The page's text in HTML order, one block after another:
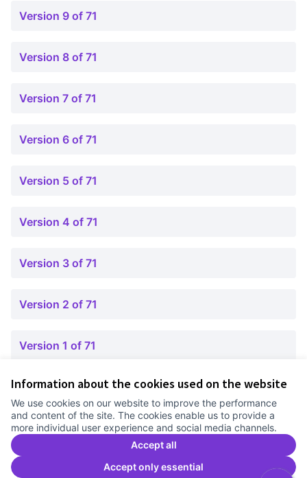
Information about the cookies used on the website
We use cookies on our website to improve the performance
and content of the site. The cookies enable us to provide a
more individual user experience and social media channels.
Accept all
Accept only essential
Version 9 of 71
Version 8 of 71
Version 7 of 71
Version 6 of 71
Version 5 of 71
Version 4 of 71
Version 3 of 71
Version 2 of 71
Version 1 of 71
Cookie settings
Comunitat Canòdrom at Facebook
(External link)
Comunitat Canòdrom at Instagram
(External link)
Comunitat Canòdrom at YouTube
(External link)
English
Triar la llenguaElegir el idiomaChoose language